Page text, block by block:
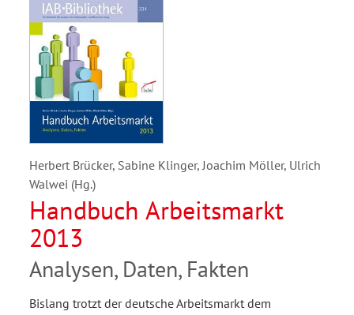
Herbert Brücker, Sabine Klinger, Joachim Möller, Ulrich
Walwei (Hg.)
Handbuch Arbeitsmarkt
2013
Analysen, Daten, Fakten
Bislang trotzt der deutsche Arbeitsmarkt dem